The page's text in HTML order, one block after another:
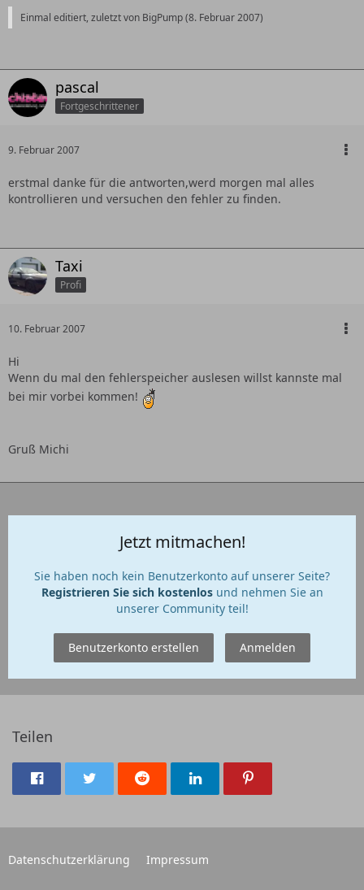
Einmal editiert, zuletzt von BigPump (8. Februar 2007)
pascal
Fortgeschrittener
9. Februar 2007
erstmal danke für die antworten,werd morgen mal alles
kontrollieren und versuchen den fehler zu finden.
Taxi
Profi
10. Februar 2007
Hi
Wenn du mal den fehlerspeicher auslesen willst kannste mal
bei mir vorbei kommen!
Gruß Michi
Jetzt mitmachen!
Sie haben noch kein Benutzerkonto auf unserer Seite?
Registrieren Sie sich kostenlosund nehmen Sie an
unserer Community teil!
Benutzerkonto erstellen Anmelden
Teilen
Datenschutzerklärung Impressum